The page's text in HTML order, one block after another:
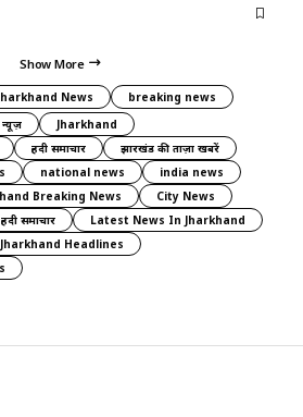
Show More
News
breaking news
Jharkhand
हिंदी समाचार
झारखंड की ताज़ा खबरें
national news
india news
Breaking News
City News
समाचार
Latest News In Jharkhand
Jharkhand Headlines